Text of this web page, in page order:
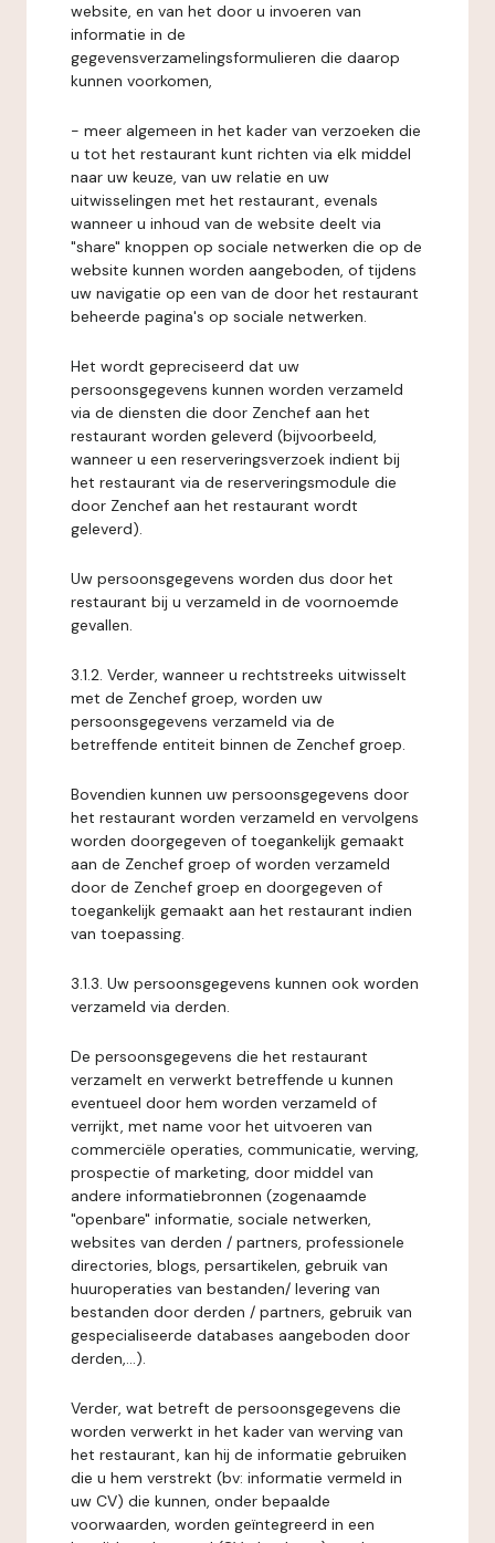
website, en van het door u invoeren van
informatie in de
gegevensverzamelingsformulieren die daarop
kunnen voorkomen,
- meer algemeen in het kader van verzoeken die
u tot het restaurant kunt richten via elk middel
naar uw keuze, van uw relatie en uw
uitwisselingen met het restaurant, evenals
wanneer u inhoud van de website deelt via
"share" knoppen op sociale netwerken die op de
website kunnen worden aangeboden, of tijdens
uw navigatie op een van de door het restaurant
beheerde pagina's op sociale netwerken.
Het wordt gepreciseerd dat uw
persoonsgegevens kunnen worden verzameld
via de diensten die door Zenchef aan het
restaurant worden geleverd (bijvoorbeeld,
wanneer u een reserveringsverzoek indient bij
het restaurant via de reserveringsmodule die
door Zenchef aan het restaurant wordt
geleverd).
Uw persoonsgegevens worden dus door het
restaurant bij u verzameld in de voornoemde
gevallen.
3.1.2. Verder, wanneer u rechtstreeks uitwisselt
met de Zenchef groep, worden uw
persoonsgegevens verzameld via de
betreffende entiteit binnen de Zenchef groep.
Bovendien kunnen uw persoonsgegevens door
het restaurant worden verzameld en vervolgens
worden doorgegeven of toegankelijk gemaakt
aan de Zenchef groep of worden verzameld
door de Zenchef groep en doorgegeven of
toegankelijk gemaakt aan het restaurant indien
van toepassing.
3.1.3. Uw persoonsgegevens kunnen ook worden
verzameld via derden.
De persoonsgegevens die het restaurant
verzamelt en verwerkt betreffende u kunnen
eventueel door hem worden verzameld of
verrijkt, met name voor het uitvoeren van
commerciële operaties, communicatie, werving,
prospectie of marketing, door middel van
andere informatiebronnen (zogenaamde
"openbare" informatie, sociale netwerken,
websites van derden / partners, professionele
directories, blogs, persartikelen, gebruik van
huuroperaties van bestanden/ levering van
bestanden door derden / partners, gebruik van
gespecialiseerde databases aangeboden door
derden,...).
Verder, wat betreft de persoonsgegevens die
worden verwerkt in het kader van werving van
het restaurant, kan hij de informatie gebruiken
die u hem verstrekt (bv: informatie vermeld in
uw CV) die kunnen, onder bepaalde
voorwaarden, worden geïntegreerd in een